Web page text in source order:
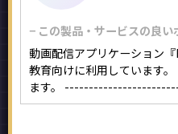
− この製品・サービスの良
動画配信アプリケーション
教育向けに利用しています
ます。